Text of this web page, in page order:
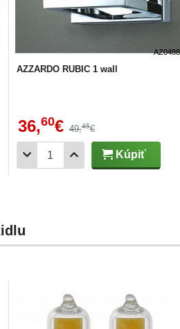
AZ0488
AZZARDO RUBIC 1 wall
36,60€ 49,45€
Kúpiť